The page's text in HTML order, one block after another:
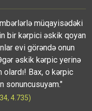
müqayisədəki
bir kərpici əskik qoyan
evi görəndə onun
əskik kərpic yerinə
olardı! Bax, o kərpic
sonuncusuyam."
4.735)